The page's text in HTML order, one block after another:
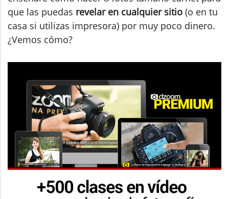
que las puedas revelar en cualquier sitio (o en tu
casa si utilizas impresora) por muy poco dinero.
¿Vemos cómo?